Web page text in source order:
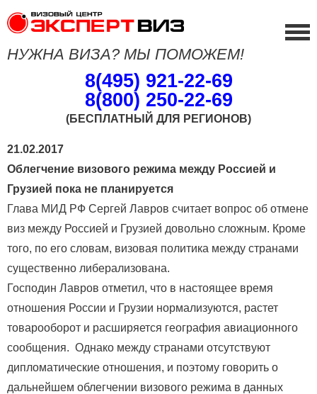
НУЖНА ВИЗА? МЫ ПОМОЖЕМ!
8(495) 921-22-69
8(800) 250-22-69
(БЕСПЛАТНЫЙ ДЛЯ РЕГИОНОВ)
21.02.2017
Облегчение визового режима между Россией и
Грузией пока не планируется
Глава МИД РФ Сергей Лавров считает вопрос об отмене
виз между Россией и Грузией довольно сложным. Кроме
того, по его словам, визовая политика между странами
существенно либерализована.
Господин Лавров отметил, что в настоящее время
отношения России и Грузии нормализуются, растет
товарооборот и расширяется география авиационного
сообщения. Однако между странами отсутствуют
дипломатические отношения, и поэтому говорить о
дальнейшем облегчении визового режима в данных